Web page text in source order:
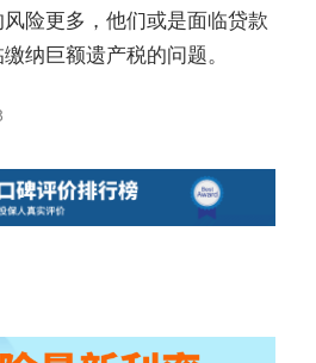
险更多，他们或是面临贷款
纳巨额遗产税的问题。